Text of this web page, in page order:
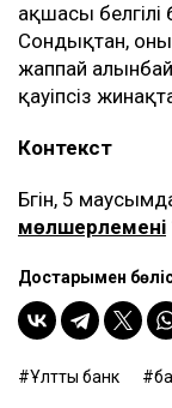
ақшасы белгілі
Сондықтан,
жаппай
қауіпсіз
Контекст
Бүгін, 5
мөлшерлемені
Достарыңмен
Ұлттық банк